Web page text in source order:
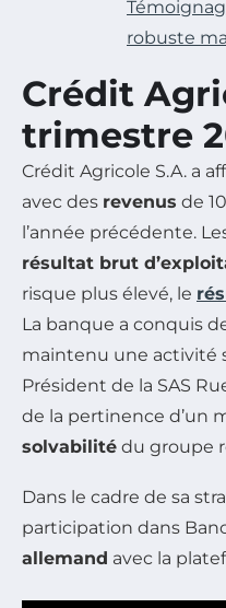
robuste
Crédit
trimestre
Crédit Agricole S.A. a
avec des revenus de
l’année précédente.
résultat brut
risque plus élevé, le
La banque a conquis
maintenu une activité
Président de la SAS
de la pertinence d’un
solvabilité du groupe
Dans le cadre de sa
participation dans
allemand avec la